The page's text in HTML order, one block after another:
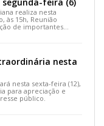
realiza nesta
às 15h, Reunião
de importantes
nesta
nesta sexta-feira (12),
para apreciação e
público.